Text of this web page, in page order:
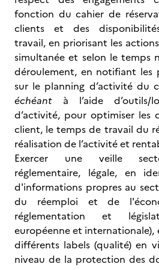
fonction du cahier de
clients et des
travail, en priorisant les
simultanée et selon le temps
déroulement, en notifiant les
sur le planning d’activité du
échéant à l’aide d’outils/
d’activité, pour optimiser les
client, le temps de travail du
réalisation de l’activité et
Exercer une veille
réglementaire, légale, en
d'informations propres au
du réemploi et de
réglementation et
européenne et internationale),
différents labels (qualité) en
niveau de la protection des